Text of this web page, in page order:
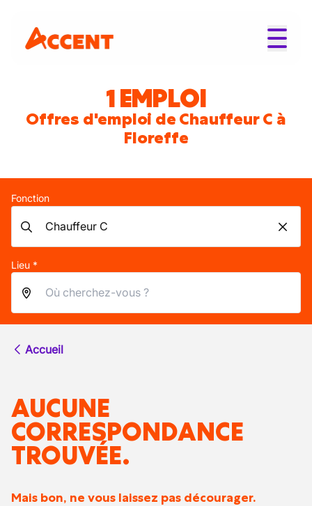
1 EMPLOI
Offres d'emploi de Chauffeur C à
Floreffe
Fonction
Lieu *
Accueil
AUCUNE
CORRESPONDANCE
TROUVÉE.
Mais bon, ne vous laissez pas décourager.